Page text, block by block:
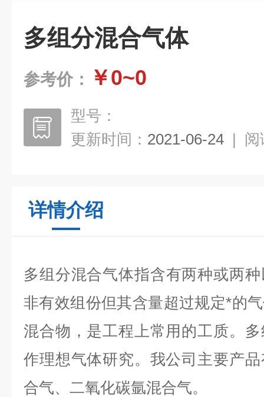
多组分混合气体
参考价： ￥0~0
型号：
更新时间： 2021-06-24 | 阅
详情介绍
多组分混合气体指含有两种或两
非有效组份但其含量超过规定*的
混合物，是工程上常用的工质。
作理想气体研究。我公司主要产
合气、二氧化碳氩混合气。